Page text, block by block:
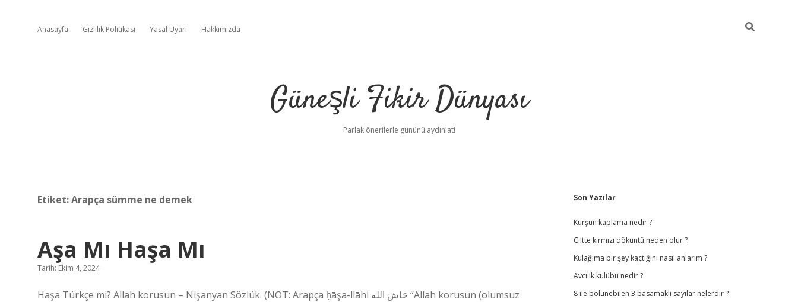
Anasayfa Gizlilik Politikası Yasal Uyarı Hakkımızda
Güneşli Fikir Dünyası
Parlak önerilerle gününü aydınlat!
Etiket:Arapça sümme ne demek
Aşa Mı Haşa Mı
Tarih: Ekim 4, 2024
Haşa Türkçe mi? Allah korusun – Nişanyan Sözlük. (NOT: Arapça ḥāşa-llāhi حَاشَ الله “Allah korusun (olumsuz
Sidebar
Son Yazılar
Kurşun kaplama nedir ?
Ciltte kırmızı döküntü neden olur ?
Kulağıma bir şey kaçtığını nasıl anlarım ?
Avcılık kulübü nedir ?
8 ile bölünebilen 3 basamaklı sayılar nelerdir ?
ilbethiltonbet